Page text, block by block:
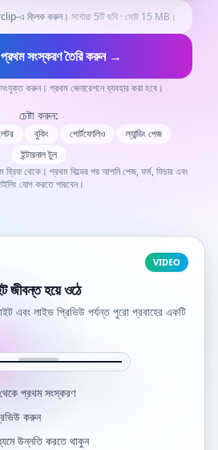
এ ক্লিক করুন। সর্বোচ্চ 5টি ছবি · মোট 15 MB।
প্রথম সংস্করণ তৈরি করুন →
সংযুক্ত করুন। প্রথম জেনারেশনে ব্যবহার করা হবে।
চেষ্টা করুন:
বুকিং পোর্টফোলিও
ল্যান্ডিং পেজ
ইন্টারনাল টুল
থেকে। প্রথম বিল্ডের পর আপনি পেজ, ফর্ম, ফিচার এবং
যোগ করতে পারবেন।
VIDEO
জীবন্ত হয়ে ওঠে
এবং লাইভ প্রিভিউ পর্যন্ত পুরো প্রবাহের একটি
প্রথম সংস্করণ
করুন
উন্নতি করতে থাকুন